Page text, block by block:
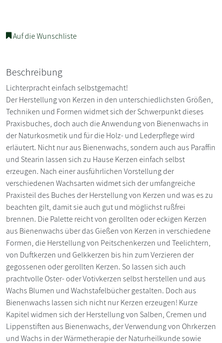
Auf die Wunschliste
Beschreibung
Lichterpracht einfach selbstgemacht!
Der Herstellung von Kerzen in den unterschiedlichsten Größen,
Techniken und Formen widmet sich der Schwerpunkt dieses
Praxisbuches, doch auch die Anwendung von Bienenwachs in
der Naturkosmetik und für die Holz- und Lederpflege wird
erläutert. Nicht nur aus Bienenwachs, sondern auch aus Paraffin
und Stearin lassen sich zu Hause Kerzen einfach selbst
erzeugen. Nach einer ausführlichen Vorstellung der
verschiedenen Wachsarten widmet sich der umfangreiche
Praxisteil des Buches der Herstellung von Kerzen und was es zu
beachten gilt, damit sie auch gut und möglichst rußfrei
brennen. Die Palette reicht von gerollten oder eckigen Kerzen
aus Bienenwachs über das Gießen von Kerzen in verschiedene
Formen, die Herstellung von Peitschenkerzen und Teelichtern,
von Duftkerzen und Gelkkerzen bis hin zum Verzieren der
gegossenen oder gerollten Kerzen. So lassen sich auch
prachtvolle Oster- oder Votivkerzen selbst herstellen und aus
Wachs Blumen und Wachstafelbücher gestalten. Doch aus
Bienenwachs lassen sich nicht nur Kerzen erzeugen! Kurze
Kapitel widmen sich der Herstellung von Salben, Cremen und
Lippenstiften aus Bienenwachs, der Verwendung von Ohrkerzen
und Wachs in der Wärmetherapie der Naturheilkunde sowie